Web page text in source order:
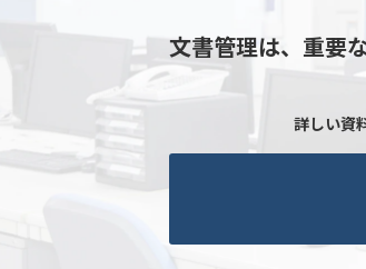
文書管理は、重要
詳しい資